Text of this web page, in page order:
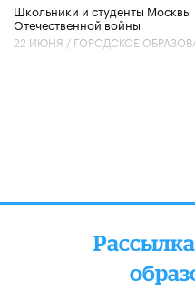
Школьники и студенты Москвы
Отечественной войны
22 ИЮНЯ / ГОРОДСКОЕ